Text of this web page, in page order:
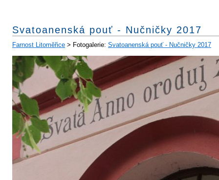
Svatoanenská pouť - Nučničky 2017
Farnost Litoměřice > Fotogalerie: Svatoanenská pouť - Nučničky 2017